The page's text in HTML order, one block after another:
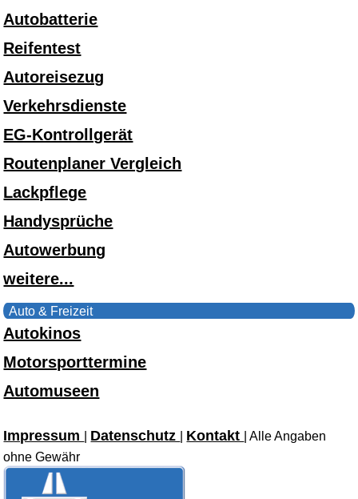
Autobatterie
Reifentest
Autoreisezug
Verkehrsdienste
EG-Kontrollgerät
Routenplaner Vergleich
Lackpflege
Handysprüche
Autowerbung
weitere...
Auto & Freizeit
Autokinos
Motorsporttermine
Automuseen
Impressum Datenschutz Kontakt
| Alle Angaben
ohne Gewähr